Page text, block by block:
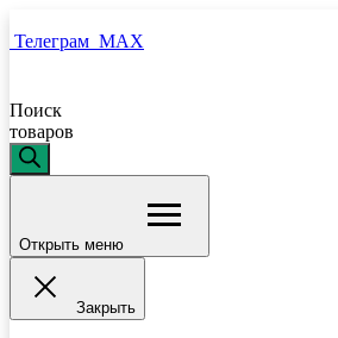
Телеграм MAX
Поиск
товаров
Открыть меню
Закрыть